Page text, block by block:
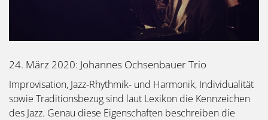
24. März 2020: Johannes Ochsenbauer Trio
Improvisation, Jazz-Rhythmik- und Harmonik, Individualität
sowie Traditionsbezug sind laut Lexikon die Kennzeichen
des Jazz. Genau diese Eigenschaften beschreiben die